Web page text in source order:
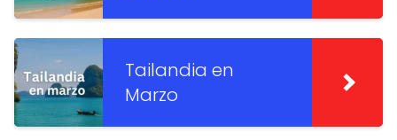
Tailandia en
Marzo